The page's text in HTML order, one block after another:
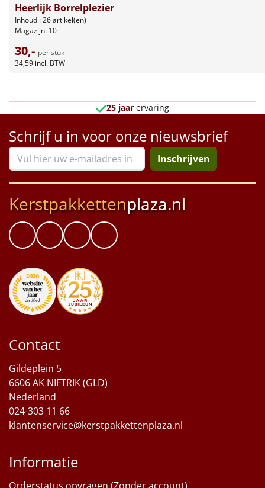
Tas
Wake up light
Borrelplank
Noodradio NIEUW
Alle artikelen
Overige
Personeel
Doe het zelf
Sinterklaaspakketten
Particulier
Kerstgeschenken 2026
Relatiegeschenken
Cadeaubon
Heerlijk Borrelplezier
Inhoud : 26 artikel(en)
Magazijn: 10
30,- per stuk
34,59 incl. BTW
25 jaar ervaring
Schrijf u in voor onze nieuwsbrief
Inschrijven
Kerstpakkettenplaza.nl
Contact
Gildeplein 5
6606 AK NIFTRIK (GLD)
Nederland
024-303 11 66
klantenservice@kerstpakkettenplaza.nl
Informatie